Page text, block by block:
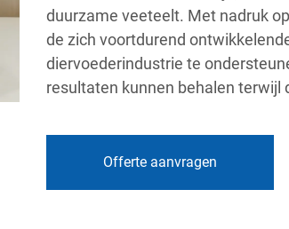
duurzame veeteelt. Met nadruk
de zich voortdurend
diervoederindustrie te
resultaten kunnen behalen terwijl
Offerte aanvragen